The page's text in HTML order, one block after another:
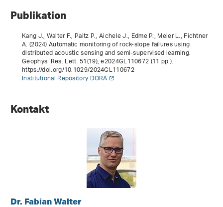
Publikation
Kang J., Walter F., Paitz P., Aichele J., Edme P., Meier L., Fichtner
A. (2024) Automatic monitoring of rock-slope failures using
distributed acoustic sensing and semi-supervised learning.
Geophys. Res. Lett. 51(19), e2024GL110672 (11 pp.).
https://doi.org/10.1029/2024GL110672
Institutional Repository DORA
Kontakt
Dr. Fabian Walter